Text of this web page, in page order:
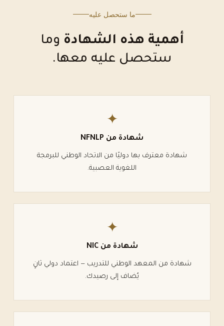
ما ستحصل عليه
أهمية هذه الشهادة وما
ستحصل عليه معها.
✦
شهادة من NFNLP
شهادة معترف بها دوليًا من الاتحاد الوطني للبرمجة
اللغوية العصبية.
✦
شهادة منNIC
شهادة من المعهد الوطني للتدريب — اعتماد دولي ثانٍ
يُضاف إلى رصيدك.